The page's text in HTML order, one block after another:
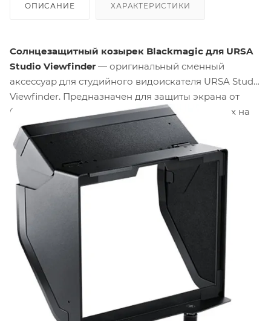
ОПИСАНИЕ ХАРАКТЕРИСТИКИ
Солнцезащитный козырек Blackmagic для URSA
Studio Viewfinder — оригинальный сменный
аксессуар для студийного видоискателя URSA Studio
Viewfinder. Предназначен для защиты экрана от
бликов и яркого солнечного света при съёмках на
натуре и в условиях интенсивного освещения.